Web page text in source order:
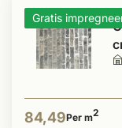
Gratis
84,49Per m2